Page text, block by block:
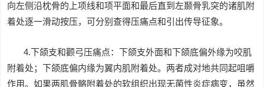
向左侧沿枕骨的上项线和项平面和最后直到左颞骨乳突的诸肌附
着处逐一滑动按压，可分别查得压痛点和引出传导征象。
4.下颌支和颧弓压痛点：下颌支外面和下颌底偏外缘为咬肌
附着处；下颌底偏内缘为翼内肌附着处。两者成对地共同起咀嚼
作用。如果两肌骨骼附着处的软组织出现无菌性炎症病变，虽然